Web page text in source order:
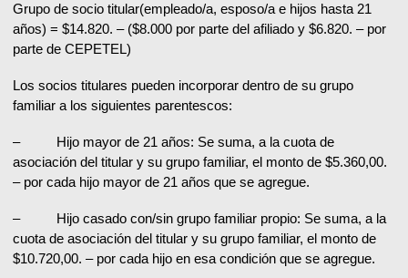
Grupo de socio titular(empleado/a, esposo/a e hijos hasta 21
años) = $14.820. – ($8.000 por parte del afiliado y $6.820. – por
parte de CEPETEL)
Los socios titulares pueden incorporar dentro de su grupo
familiar a los siguientes parentescos:
– Hijo mayor de 21 años: Se suma, a la cuota de
asociación del titular y su grupo familiar, el monto de $5.360,00.
– por cada hijo mayor de 21 años que se agregue.
– Hijo casado con/sin grupo familiar propio: Se suma, a la
cuota de asociación del titular y su grupo familiar, el monto de
$10.720,00. – por cada hijo en esa condición que se agregue.